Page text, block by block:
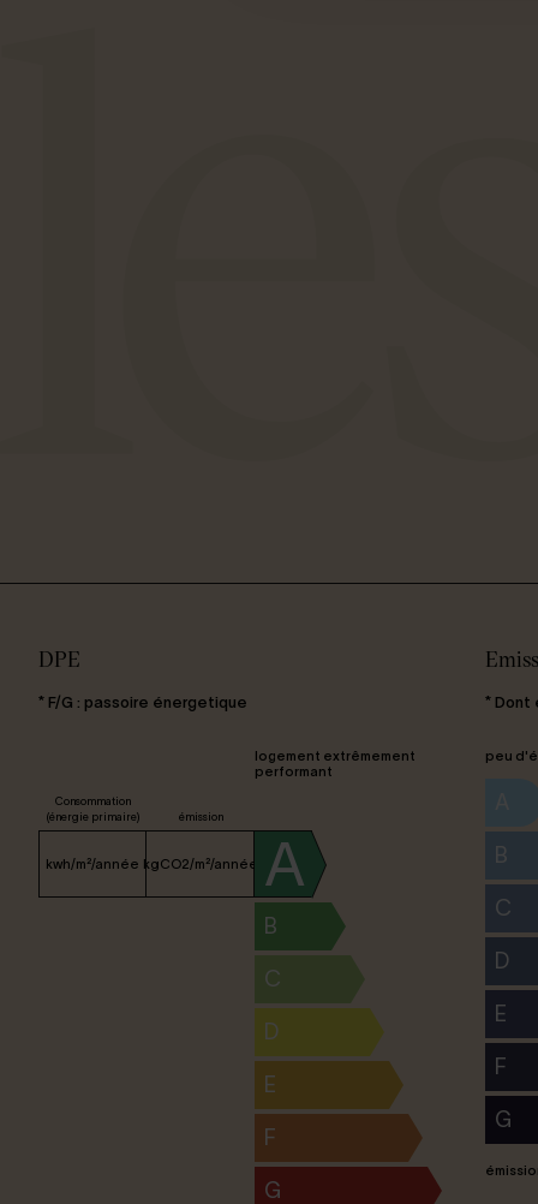
DPE
* F/G : passoire énergetique
logement extrêmement
performant
Consommation
(énergie primaire)
kwh/m²/année
émission
kgCO2/m²/année A
B
C
D
E
F
G
* Dont
peu
B
C
D
E
F
G